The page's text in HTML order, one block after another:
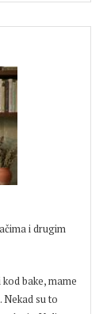
i drugim
bake, mame
su to